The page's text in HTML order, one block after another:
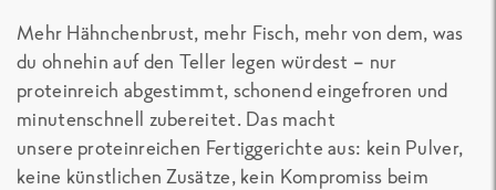
Mehr Hähnchenbrust, mehr Fisch, mehr von dem, was
du ohnehin auf den Teller legen würdest – nur
proteinreich abgestimmt, schonend eingefroren und
minutenschnell zubereitet. Das macht
unsere proteinreichen Fertiggerichte aus: kein Pulver,
keine künstlichen Zusätze, kein Kompromiss beim